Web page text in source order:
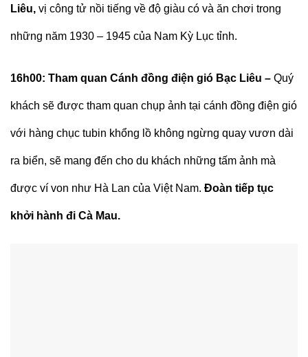
Liêu, vị công tử nồi tiếng về độ giàu có và ăn chơi trong
những năm 1930 – 1945 của Nam Kỳ Lục tỉnh.
16h00: Tham quan Cánh đồng điện gió Bạc Liêu – Quý
khách sẽ được tham quan chụp ảnh tại cánh đồng điện gió
với hàng chục tubin khổng lồ không ngừng quay vươn dài
ra biển, sẽ mang đến cho du khách những tấm ảnh mà
được ví von như Hà Lan của Việt Nam. Đoàn tiếp tục
khởi hành đi Cà Mau.